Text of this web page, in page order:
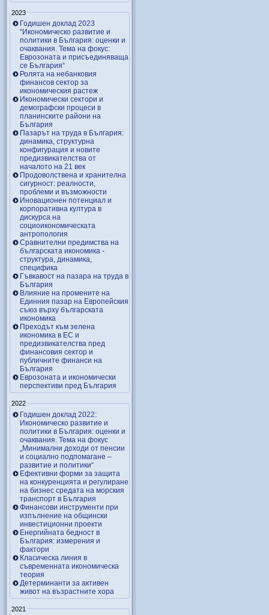
2023
Годишен доклад 2023
“Икономическо развитие и
политики в България: оценки и
очаквания. Тема на фокус:
Еврозоната и присъединяваща
се България“
Ролята на небанковия
финансов сектор за
икономическия растеж
Икономически сектори и
демографски процеси в
планинските райони на
България
Пазарът на труда в България:
динамика, структурна
конфигурация и новите
предизвикателства от
началото на 21 век
Продоволствена и хранителна
сигурност: реалности,
проблеми и възможности
Иновационен потенциал и
корпоративна култура в
дискурса на
социоикономическата
антропология
Сравнителни предимства на
българската икономика -
структура, динамика,
специфика
Гъвкавост на пазара на труда в
България
Влияние на промените на
Единния пазар на Европейския
съюз върху българската
икономика
Преходът към зелена
икономика в ЕС и
предизвикателства пред
финансовия сектор и
публичните финанси на
България
Еврозоната и икономически
перспективи пред България
2022
Годишен доклад 2022:
Икономическо развитие и
политики в България: оценки и
очаквания. Тема на фокус
„Минимални доходи от пенсии
и социално подпомагане –
развитие и политики“
Ефективни форми за защита
на конкуренцията и регулиране
на бизнес средата на морския
транспорт в България
Финансови инструменти при
изпълнение на общински
инвестиционни проекти
Енергийната бедност в
България: измерения и
фактори
Класическа линия в
съвременната икономическа
теория
Детерминанти за активен
живот на възрастните хора
2021